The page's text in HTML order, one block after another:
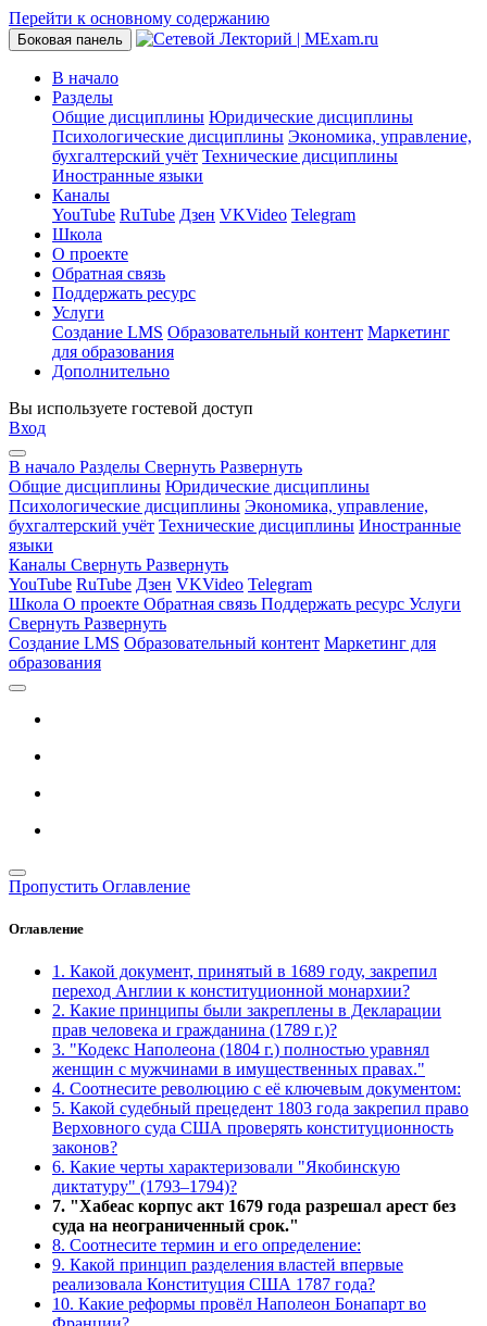
Перейти к основному содержанию
Боковая панель
В начало
Разделы
Общие дисциплины Юридические дисциплины
Психологические дисциплины Экономика, управление,
бухгалтерский учёт Технические дисциплины
Иностранные языки
Каналы
YouTube RuTube Дзен VKVideo Telegram
Школа
О проекте
Обратная связь
Поддержать ресурс
Услуги
Создание LMS Образовательный контент Маркетинг
для образования
Дополнительно
Вы используете гостевой доступ
Вход
В начало Разделы Свернуть Развернуть
Общие дисциплины Юридические дисциплины
Психологические дисциплины Экономика, управление,
бухгалтерский учёт Технические дисциплины Иностранные
языки
Каналы Свернуть Развернуть
YouTube RuTube Дзен VKVideo Telegram
Школа О проекте Обратная связь Поддержать ресурс Услуги
Свернуть Развернуть
Создание LMS Образовательный контент Маркетинг для
образования
Пропустить Оглавление
Оглавление
1. Какой документ, принятый в 1689 году, закрепил
переход Англии к конституционной монархии?
2. Какие принципы были закреплены в Декларации
прав человека и гражданина (1789 г.)?
3. "Кодекс Наполеона (1804 г.) полностью уравнял
женщин с мужчинами в имущественных правах."
4. Соотнесите революцию с её ключевым документом:
5. Какой судебный прецедент 1803 года закрепил право
Верховного суда США проверять конституционность
законов?
6. Какие черты характеризовали "Якобинскую
диктатуру" (1793–1794)?
7. "Хабеас корпус акт 1679 года разрешал арест без
суда на неограниченный срок."
8. Соотнесите термин и его определение:
9. Какой принцип разделения властей впервые
реализовала Конституция США 1787 года?
10. Какие реформы провёл Наполеон Бонапарт во